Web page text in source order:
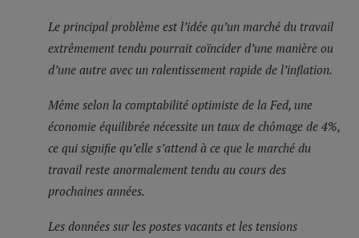
Le principal problème est l’idée qu’un marché du travail
extrêmement tendu pourrait coïncider d’une manière ou
d’une autre avec un ralentissement rapide de l’inflation.
Même selon la comptabilité optimiste de la Fed, une
économie équilibrée nécessite un taux de chômage de 4%,
ce qui signifie qu’elle s’attend à ce que le marché du
travail reste anormalement tendu au cours des
prochaines années.
Les données sur les postes vacants et les tensions